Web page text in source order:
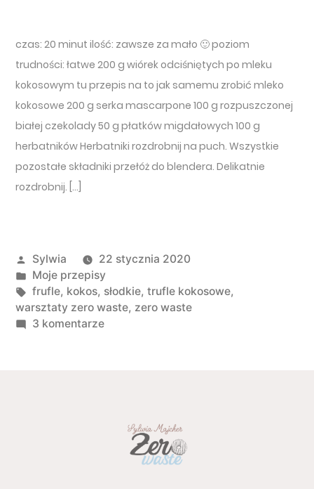
czas: 20 minut ilość: zawsze za mało 🙂 poziom
trudności: łatwe 200 g wiórek odciśniętych po mleku
kokosowym tu przepis na to jak samemu zrobić mleko
kokosowe 200 g serka mascarpone 100 g rozpuszczonej
białej czekolady 50 g płatków migdałowych 100 g
herbatników Herbatniki rozdrobnij na puch. Wszystkie
pozostałe składniki przełóż do blendera. Delikatnie
rozdrobnij. […]
Opublikowany przez
Sylwia
22 stycznia 2020
Opublikowano w
Moje przepisy
Tagi:
frufle, kokos, słodkie, trufle kokosowe,
warsztaty zero waste, zero waste
3 komentarzedo Trufle kokosowe